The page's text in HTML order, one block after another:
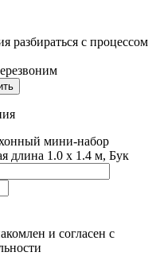
разбираться с процессом
мини-набор
длина 1.0 х 1.4 м, Бук
и согласен с